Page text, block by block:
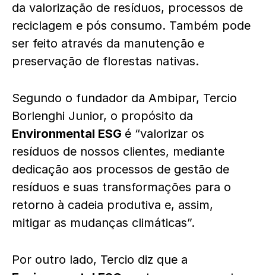
da valorização de resíduos, processos de
reciclagem e pós consumo. Também pode
ser feito através da manutenção e
preservação de florestas nativas.
Segundo o fundador da Ambipar, Tercio
Borlenghi Junior, o propósito da
Environmental ESG é “valorizar os
resíduos de nossos clientes, mediante
dedicação aos processos de gestão de
resíduos e suas transformações para o
retorno à cadeia produtiva e, assim,
mitigar as mudanças climáticas”.
Por outro lado, Tercio diz que a